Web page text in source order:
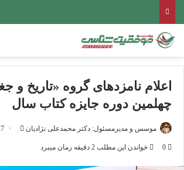
اعلام نامزدهای گروه «تاریخ و
چهلمین دوره جایزه کتاب سال
موسس و مدیرمسئول: دکتر محمدعلی نژادیان
ارسال17 بهمن
0 خواندن این مطلب 2 دقیقه زمان میبرد